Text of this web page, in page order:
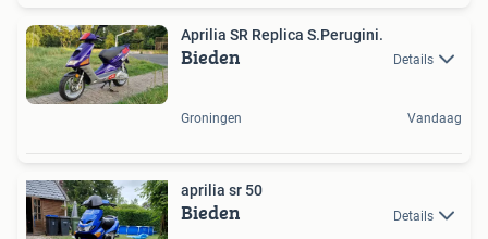
Aprilia SR Replica S.Perugini.
Bieden Details
Groningen Vandaag
aprilia sr 50
Bieden Details